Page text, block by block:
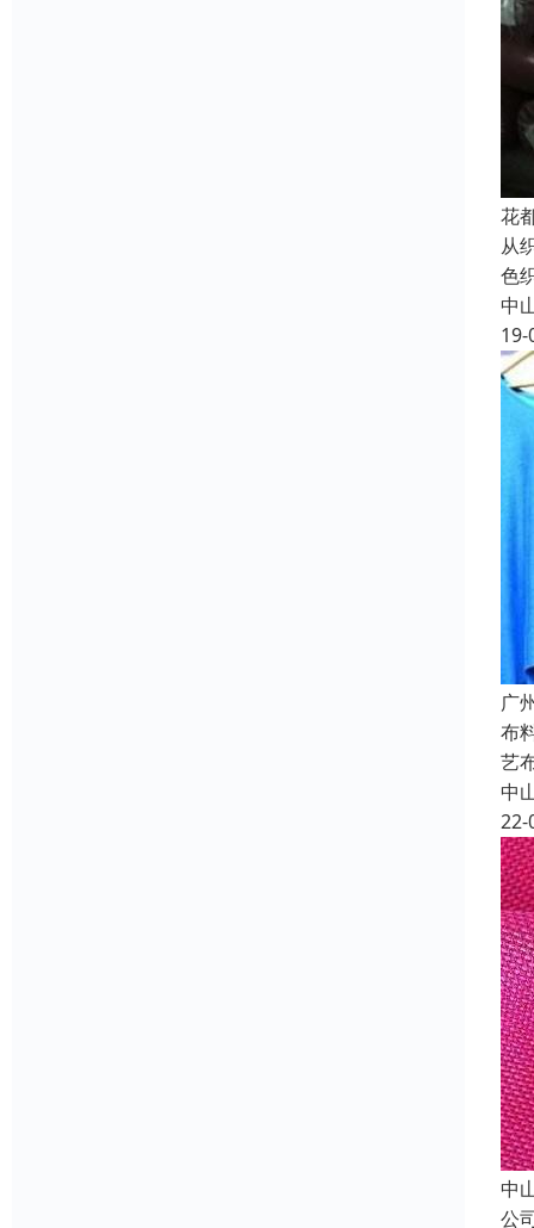
花
从
色
中
19-
广
布
艺
中
22-
中
公